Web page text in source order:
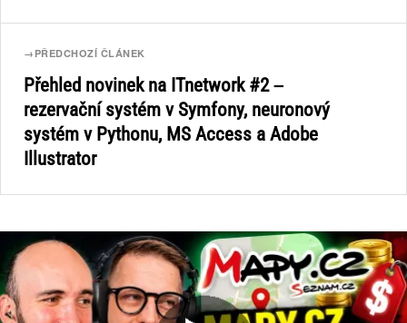
→ PŘEDCHOZÍ ČLÁNEK
Přehled novinek na ITnetwork #2 –
rezervační systém v Symfony, neuronový
systém v Pythonu, MS Access a Adobe
Illustrator